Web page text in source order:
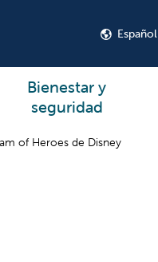
Español
Bienestar y
seguridad
of Heroes de Disney